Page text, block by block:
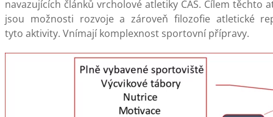
navazujících článků vrcholové atletiky ČAS. Cílem
jsou možnosti rozvoje a zároveň filozofie atletické
tyto aktivity. Vnímají komplexnost sportovní přípravy.